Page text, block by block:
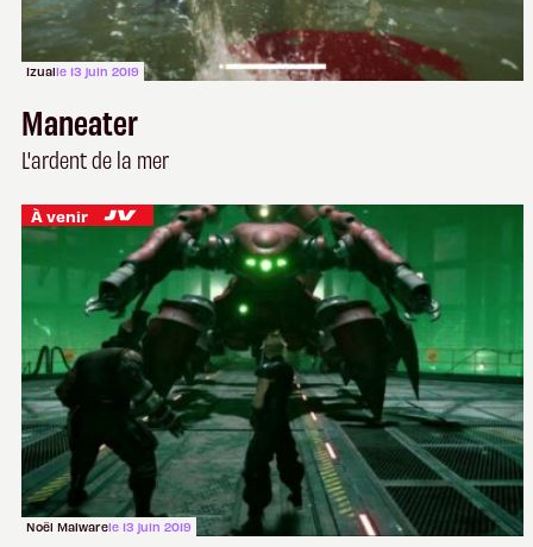
Izualle 13 juin 2019
Maneater
L'ardent de la mer
À venir
Noël Malwarele 13 juin 2019